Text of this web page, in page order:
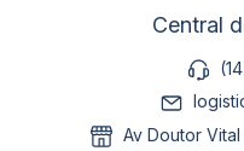
Central
Av Doutor Vital